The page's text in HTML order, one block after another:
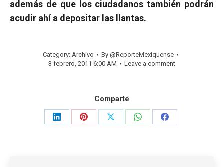
además de que los ciudadanos también podrán
acudir ahí a depositar las llantas.
Category: Archivo By @ReporteMexiquense
3 febrero, 2011 6:00 AM
Leave a comment
Comparte
Share
Share
Share
Share
Share